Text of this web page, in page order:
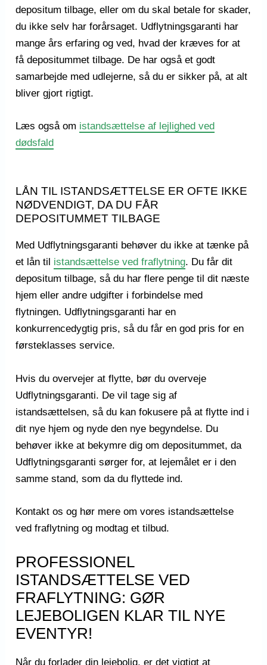
depositum tilbage, eller om du skal betale for skader,
du ikke selv har forårsaget. Udflytningsgaranti har
mange års erfaring og ved, hvad der kræves for at
få depositummet tilbage. De har også et godt
samarbejde med udlejerne, så du er sikker på, at alt
bliver gjort rigtigt.
Læs også om istandsættelse af lejlighed ved
dødsfald
LÅN TIL ISTANDSÆTTELSE ER OFTE IKKE
NØDVENDIGT, DA DU FÅR
DEPOSITUMMET TILBAGE
Med Udflytningsgaranti behøver du ikke at tænke på
et lån til istandsættelse ved fraflytning. Du får dit
depositum tilbage, så du har flere penge til dit næste
hjem eller andre udgifter i forbindelse med
flytningen. Udflytningsgaranti har en
konkurrencedygtig pris, så du får en god pris for en
førsteklasses service.
Hvis du overvejer at flytte, bør du overveje
Udflytningsgaranti. De vil tage sig af
istandsættelsen, så du kan fokusere på at flytte ind i
dit nye hjem og nyde den nye begyndelse. Du
behøver ikke at bekymre dig om depositummet, da
Udflytningsgaranti sørger for, at lejemålet er i den
samme stand, som da du flyttede ind.
Kontakt os og hør mere om vores istandsættelse
ved fraflytning og modtag et tilbud.
PROFESSIONEL
ISTANDSÆTTELSE VED
FRAFLYTNING: GØR
LEJEBOLIGEN KLAR TIL NYE
EVENTYR!
Når du forlader din lejebolig, er det vigtigt at